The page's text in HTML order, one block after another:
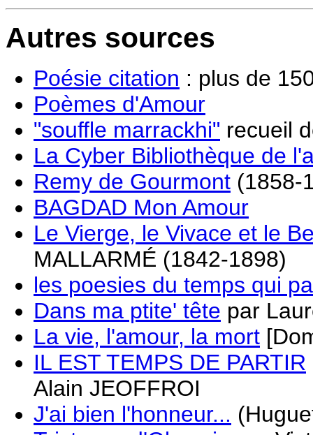
Autres sources
Poésie citation : plus de
Poèmes d'Amour
"souffle marrackhi" recueil
La Cyber Bibliothèque de
Remy de Gourmont (1858-
BAGDAD Mon Amour
Le Vierge, le Vivace et le
MALLARMÉ (1842-1898)
les poesies du temps qui
Dans ma ptite' tête par
La vie, l'amour, la mort
IL EST TEMPS DE PARTIR
Alain JEOFFROI
J'ai bien l'honneur...